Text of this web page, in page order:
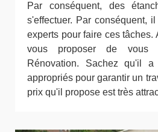
Par conséquent, des
s'effectuer. Par conséquent,
experts pour faire ces tâches.
vous proposer de vous
Rénovation. Sachez qu'il
appropriés pour garantir un
prix qu'il propose est très